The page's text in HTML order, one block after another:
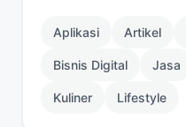
Aplikasi Artikel
Bisnis Digital Jasa
Kuliner Lifestyle